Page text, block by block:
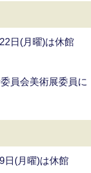
日(月曜)は休館
員会美術展委員に
日(月曜)は休館